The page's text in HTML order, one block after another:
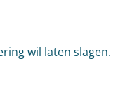
wil laten slagen.